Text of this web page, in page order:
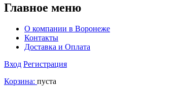
Главное меню
О компании в Воронеже
Контакты
Доставка и Оплата
Вход Регистрация
Корзина: пуста